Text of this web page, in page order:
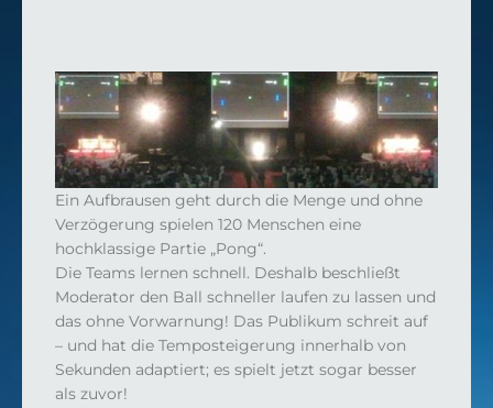
Ein Aufbrausen geht durch die Menge und ohne
Verzögerung spielen 120 Menschen eine
hochklassige Partie „Pong“.
Die Teams lernen schnell. Deshalb beschließt
Moderator den Ball schneller laufen zu lassen und
das ohne Vorwarnung! Das Publikum schreit auf
– und hat die Temposteigerung innerhalb von
Sekunden adaptiert; es spielt jetzt sogar besser
als zuvor!